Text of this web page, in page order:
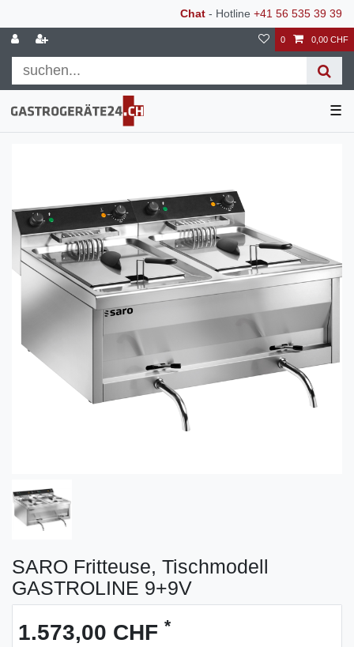
Chat - Hotline +41 56 535 39 39
0 0,00 CHF
☰
SARO Fritteuse, Tischmodell
GASTROLINE 9+9V
1.573,00 CHF *